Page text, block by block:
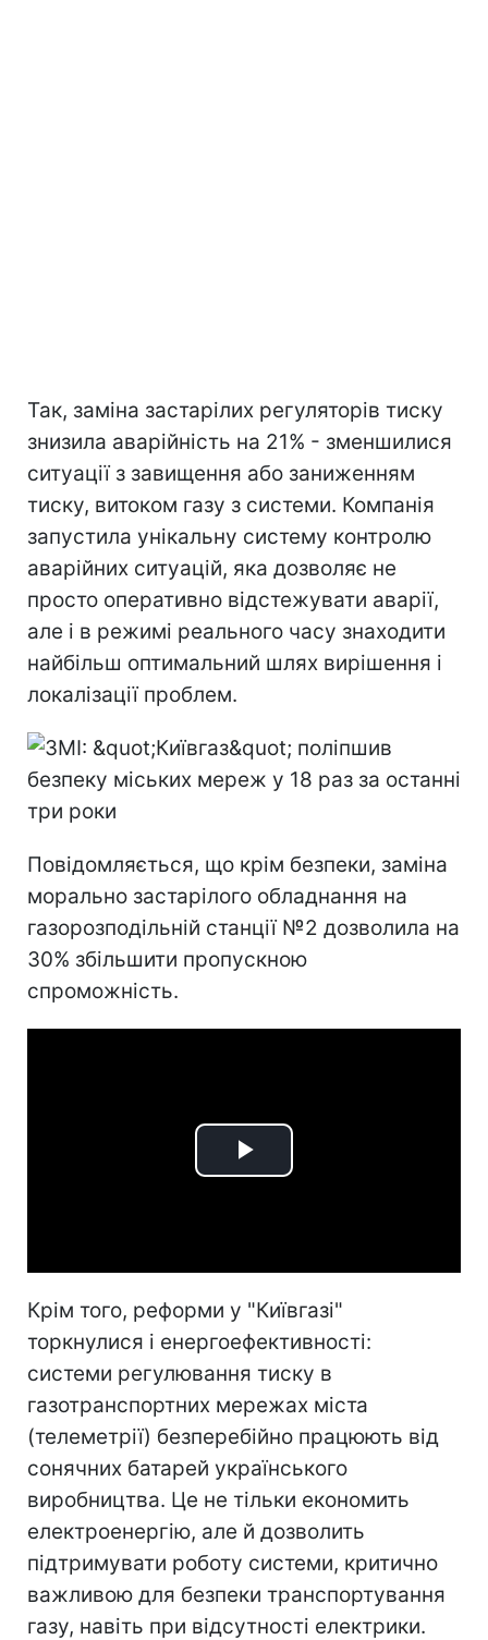
Так, заміна застарілих регуляторів тиску
знизила аварійність на 21% - зменшилися
ситуації з завищення або заниженням
тиску, витоком газу з системи. Компанія
запустила унікальну систему контролю
аварійних ситуацій, яка дозволяє не
просто оперативно відстежувати аварії,
але і в режимі реального часу знаходити
найбільш оптимальний шлях вирішення і
локалізації проблем.
Повідомляється, що крім безпеки, заміна
морально застарілого обладнання на
газорозподільній станції №2 дозволила на
30% збільшити пропускною
спроможність.
Play
Крім того, реформи у "Київгазі"
торкнулися і енергоефективності:
системи регулювання тиску в
газотранспортних мережах міста
(телеметрії) безперебійно працюють від
сонячних батарей українського
виробництва. Це не тільки економить
електроенергію, але й дозволить
підтримувати роботу системи, критично
важливою для безпеки транспортування
газу, навіть при відсутності електрики.